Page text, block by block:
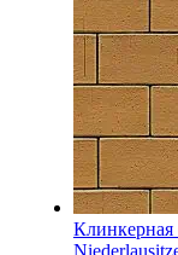
Клинкерная